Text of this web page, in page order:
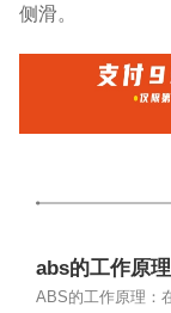
侧滑。
abs的工作原
ABS的工作原理：